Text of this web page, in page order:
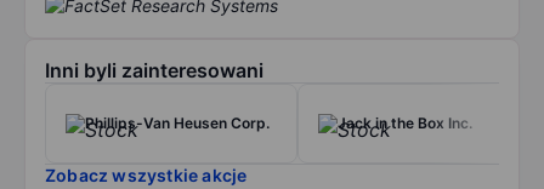
Inni byli zainteresowani
Phillips-Van Heusen Corp. Jack in the Box Inc.
Zobacz wszystkie akcje